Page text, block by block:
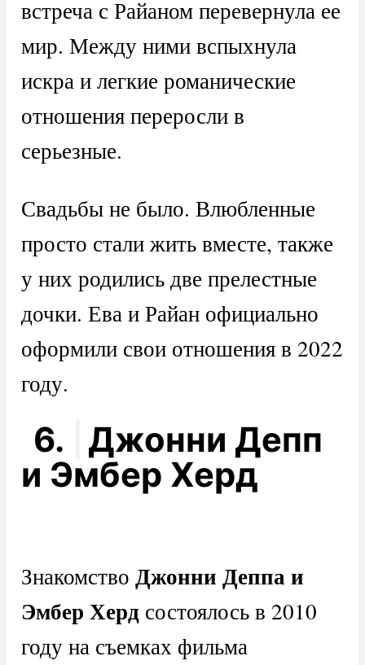
встреча с Райаном перевернула ее
мир. Между ними вспыхнула
искра и легкие романические
отношения переросли в
серьезные.
Свадьбы не было. Влюбленные
просто стали жить вместе, также
у них родились две прелестные
дочки. Ева и Райан официально
оформили свои отношения в 2022
году.
6.
Джонни Депп
и Эмбер Херд
Знакомство Джонни Деппа и
Эмбер Хердсостоялось в 2010
году на съемках фильма